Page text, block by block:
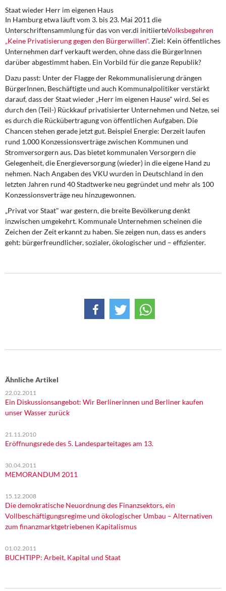
Staat wieder Herr im eigenen Haus
In Hamburg etwa läuft vom 3. bis 23. Mai 2011 die
Unterschriftensammlung für das von ver.di initiierteVolksbegehren
„Keine Privatisierung gegen den Bürgerwillen". Ziel: Kein öffentliches
Unternehmen darf verkauft werden, ohne dass die BürgerInnen
darüber abgestimmt haben. Ein Vorbild für die ganze Republik?
Dazu passt: Unter der Flagge der Rekommunalisierung drängen
BürgerInnen, Beschäftigte und auch Kommunalpolitiker verstärkt
darauf, dass der Staat wieder „Herr im eigenen Hause" wird. Sei es
durch den (Teil-) Rückkauf privatisierter Unternehmen und Netze, sei
es durch die Rückübertragung von öffentlichen Aufgaben. Die
Chancen stehen gerade jetzt gut. Beispiel Energie: Derzeit laufen
rund 1.000 Konzessionsverträge zwischen Kommunen und
Stromversorgern aus. Das bietet kommunalen Versorgern die
Gelegenheit, die Energieversorgung (wieder) in die eigene Hand zu
nehmen. Nach Angaben des VKU wurden in Deutschland in den
letzten Jahren rund 40 Stadtwerke neu gegründet und mehr als 100
Konzessionsverträge neu hinzugewonnen.
„Privat vor Staat" war gestern, die breite Bevölkerung denkt
inzwischen umgekehrt. Kommunale Unternehmen scheinen die
Zeichen der Zeit erkannt zu haben. Sie zeigen nun, dass es anders
geht: bürgerfreundlicher, sozialer, ökologischer und – effizienter.
Ähnliche Artikel
22.02.2011
Ein Diskussionsangebot: Wir Berlinerinnen und Berliner kaufen
unser Wasser zurück
21.11.2010
Eröffnungsrede des 5. Landesparteitages am 13.
30.04.2011
MEMORANDUM 2011
15.12.2008
Die demokratische Neuordnung des Finanzsektors, ein
Vollbeschäftigungsregime und ökologischer Umbau – Alternativen
zum finanzmarktgetriebenen Kapitalismus
01.02.2011
BUCHTIPP: Arbeit, Kapital und Staat